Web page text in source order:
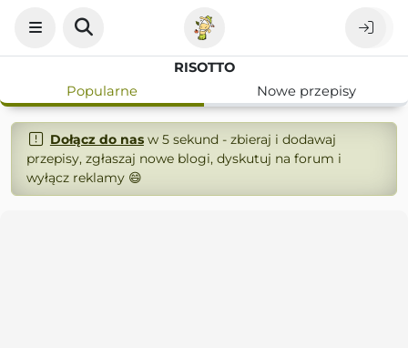
RISOTTO
Popularne
Nowe przepisy
Dołącz do nasw 5 sekund - zbieraj i dodawaj
przepisy, zgłaszaj nowe blogi, dyskutuj na forum i
wyłącz reklamy 😄